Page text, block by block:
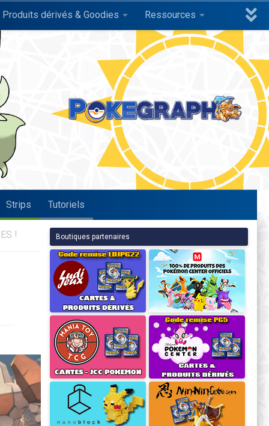
Produits dérivés & Goodies Ressources
Strips Tutoriels
! Boutiques partenaires